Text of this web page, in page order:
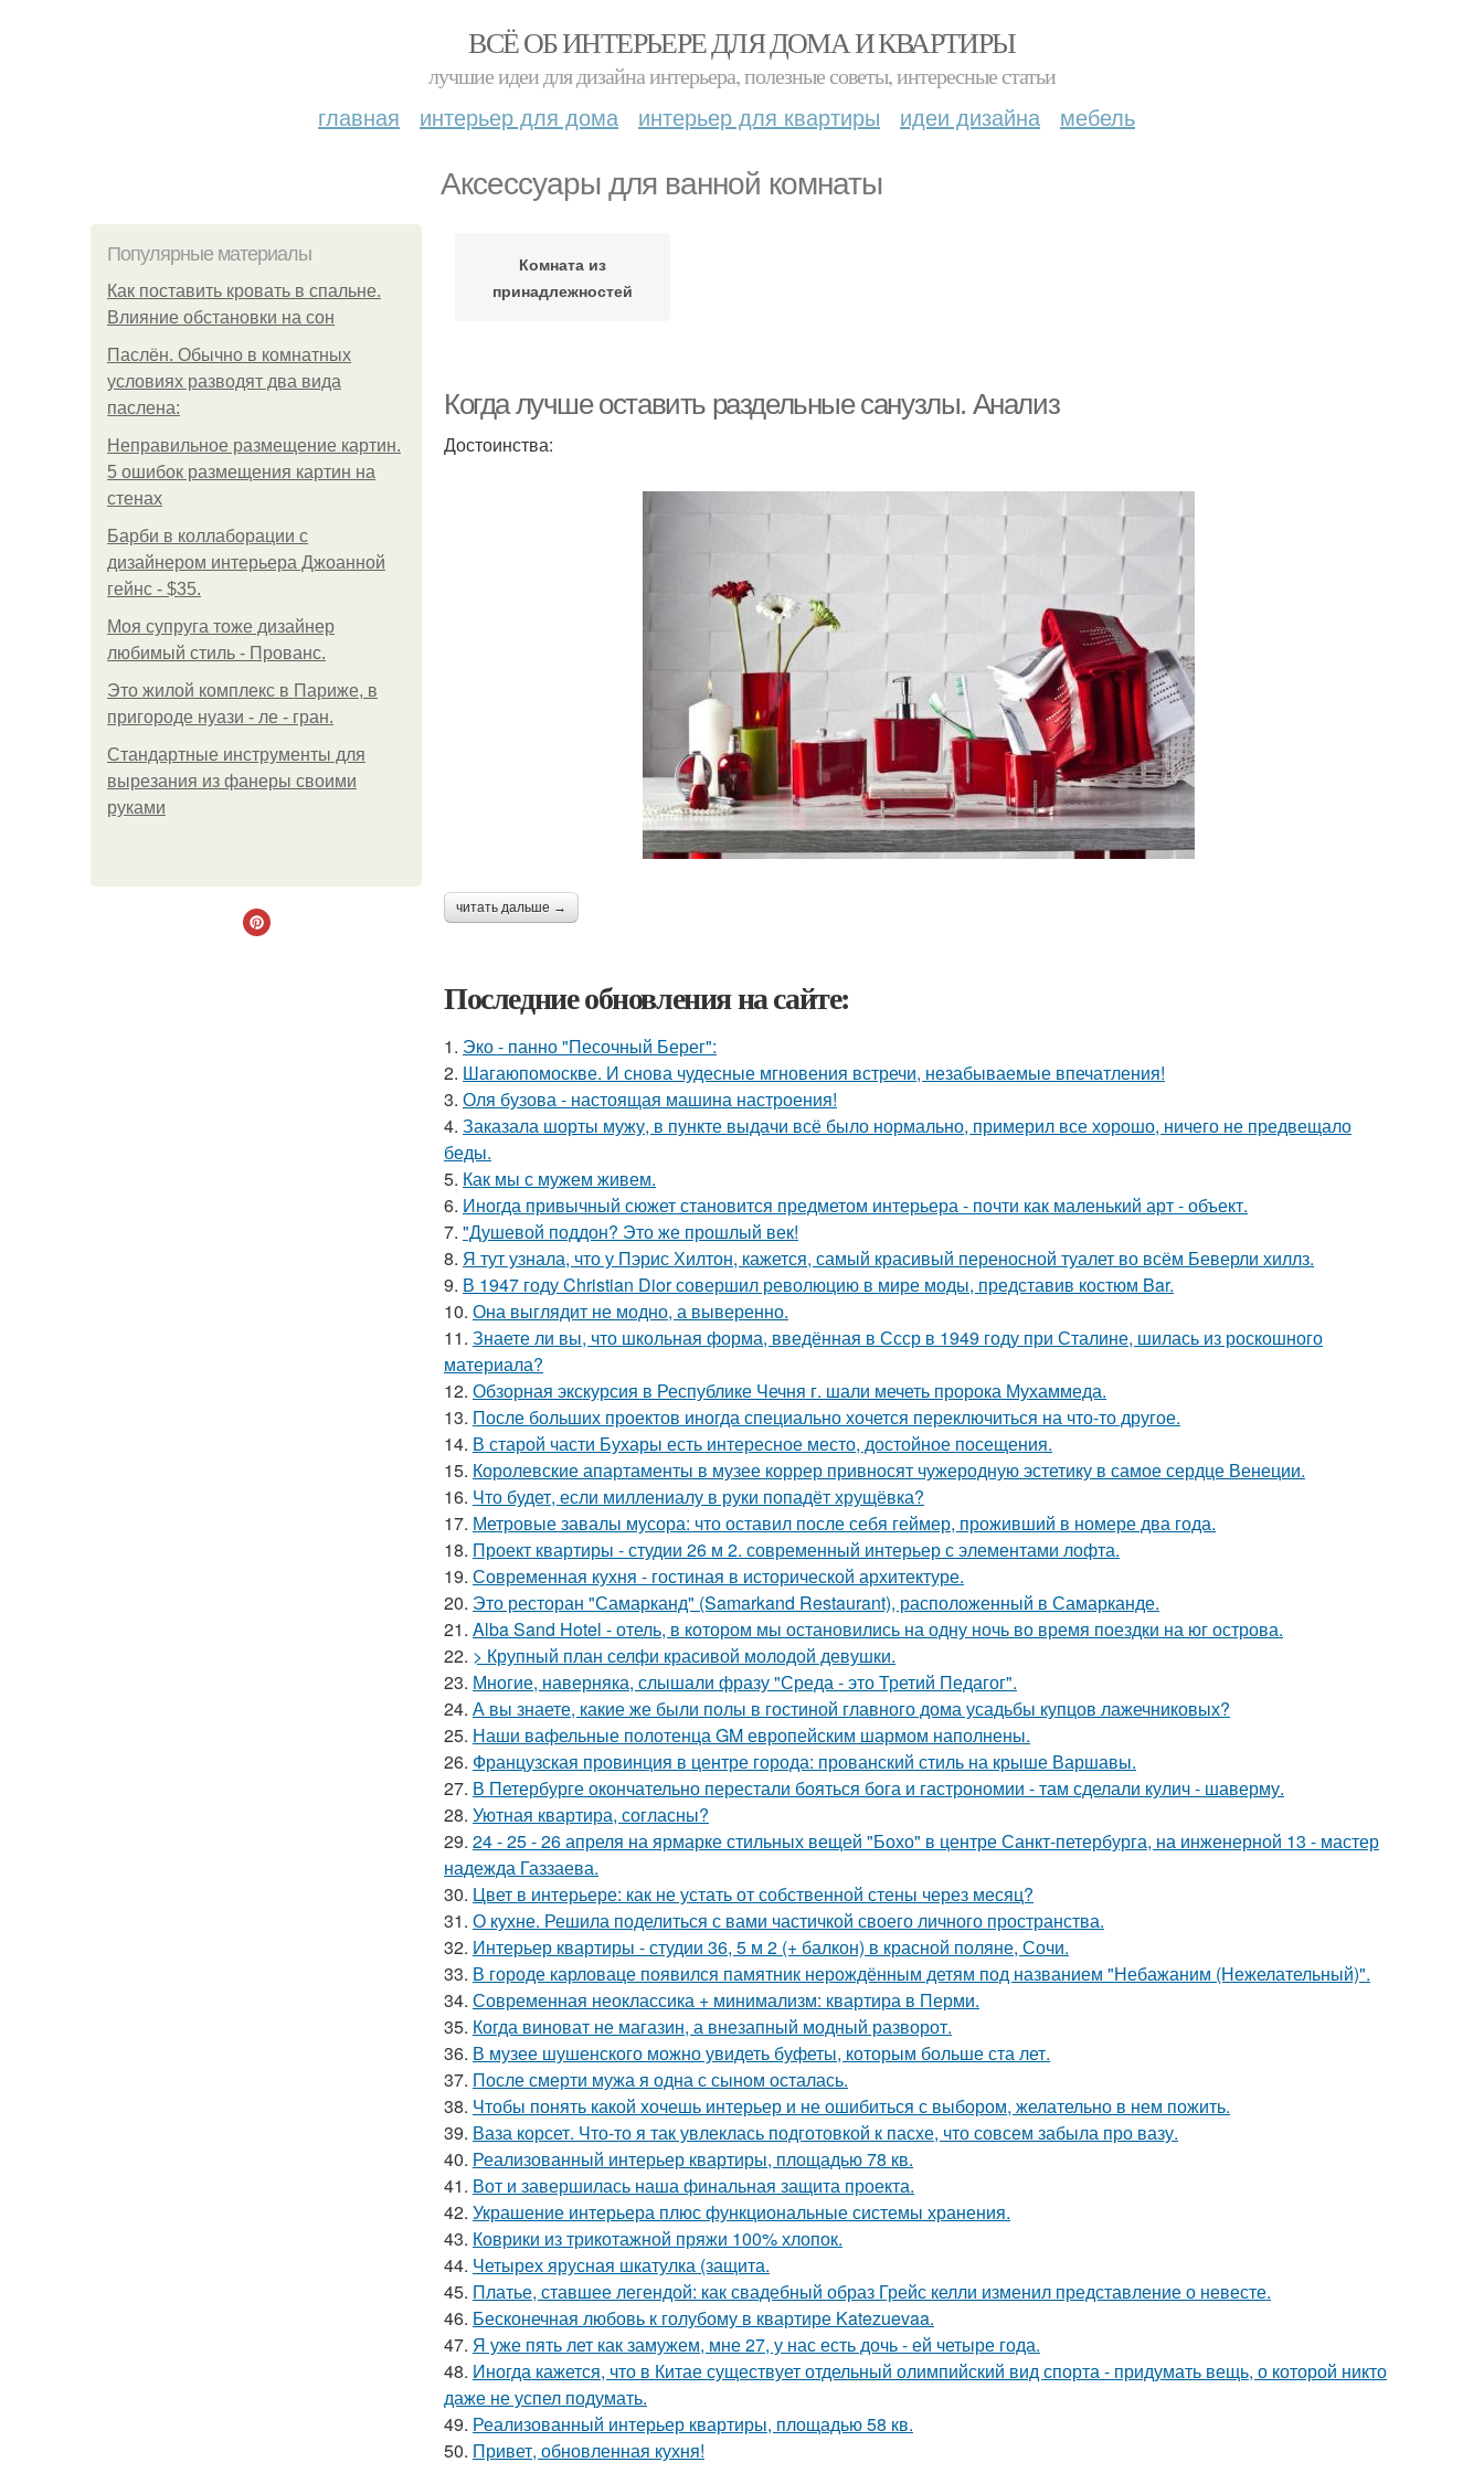
ВСЁ ОБ ИНТЕРЬЕРЕ ДЛЯ ДОМА И КВАРТИРЫ
лучшие идеи для дизайна интерьера, полезные советы, интересные статьи
главная интерьер для дома интерьер для квартиры идеи дизайна мебель
Аксессуары для ванной комнаты
Популярные материалы
Как поставить кровать в спальне.
Влияние обстановки на сон
Паслён. Обычно в комнатных
условиях разводят два вида
паслена:
Неправильное размещение картин.
5 ошибок размещения картин на
стенах
Барби в коллаборации с
дизайнером интерьера Джоанной
гейнс - $35.
Моя супруга тоже дизайнер
любимый стиль - Прованс.
Это жилой комплекс в Париже, в
пригороде нуази - ле - гран.
Стандартные инструменты для
вырезания из фанеры своими
руками
Комната из
принадлежностей
Когда лучше оставить раздельные санузлы. Анализ
Достоинства:
читать дальше →
Последние обновления на сайте:
1. Эко - панно "Песочный Берег":
2. Шагаюпомоскве. И снова чудесные мгновения встречи, незабываемые впечатления!
3. Оля бузова - настоящая машина настроения!
4. Заказала шорты мужу, в пункте выдачи всё было нормально, примерил все хорошо, ничего не предвещало
беды.
5. Как мы с мужем живем.
6. Иногда привычный сюжет становится предметом интерьера - почти как маленький арт - объект.
7. "Душевой поддон? Это же прошлый век!
8. Я тут узнала, что у Пэрис Хилтон, кажется, самый красивый переносной туалет во всём Беверли хиллз.
9. В 1947 году Christian Dior совершил революцию в мире моды, представив костюм Bar.
10. Она выглядит не модно, а выверенно.
11. Знаете ли вы, что школьная форма, введённая в Ссср в 1949 году при Сталине, шилась из роскошного
материала?
12. Обзорная экскурсия в Республике Чечня г. шали мечеть пророка Мухаммеда.
13. После больших проектов иногда специально хочется переключиться на что-то другое.
14. В старой части Бухары есть интересное место, достойное посещения.
15. Королевские апартаменты в музее коррер привносят чужеродную эстетику в самое сердце Венеции.
16. Что будет, если миллениалу в руки попадёт хрущёвка?
17. Метровые завалы мусора: что оставил после себя геймер, проживший в номере два года.
18. Проект квартиры - студии 26 м 2. современный интерьер с элементами лофта.
19. Современная кухня - гостиная в исторической архитектуре.
20. Это ресторан "Самарканд" (Samarkand Restaurant), расположенный в Самарканде.
21. Alba Sand Hotel - отель, в котором мы остановились на одну ночь во время поездки на юг острова.
22. > Крупный план селфи красивой молодой девушки.
23. Многие, наверняка, слышали фразу "Среда - это Третий Педагог".
24. А вы знаете, какие же были полы в гостиной главного дома усадьбы купцов лажечниковых?
25. Наши вафельные полотенца GM европейским шармом наполнены.
26. Французская провинция в центре города: прованский стиль на крыше Варшавы.
27. В Петербурге окончательно перестали бояться бога и гастрономии - там сделали кулич - шаверму.
28. Уютная квартира, согласны?
29. 24 - 25 - 26 апреля на ярмарке стильных вещей "Бохо" в центре Санкт-петербурга, на инженерной 13 - мастер
надежда Газзаева.
30. Цвет в интерьере: как не устать от собственной стены через месяц?
31. О кухне. Решила поделиться с вами частичкой своего личного пространства.
32. Интерьер квартиры - студии 36, 5 м 2 (+ балкон) в красной поляне, Сочи.
33. В городе карловаце появился памятник нерождённым детям под названием "Небажаним (Нежелательный)".
34. Современная неоклассика + минимализм: квартира в Перми.
35. Когда виноват не магазин, а внезапный модный разворот.
36. В музее шушенского можно увидеть буфеты, которым больше ста лет.
37. После смерти мужа я одна с сыном осталась.
38. Чтобы понять какой хочешь интерьер и не ошибиться с выбором, желательно в нем пожить.
39. Ваза корсет. Что-то я так увлеклась подготовкой к пасхе, что совсем забыла про вазу.
40. Реализованный интерьер квартиры, площадью 78 кв.
41. Вот и завершилась наша финальная защита проекта.
42. Украшение интерьера плюс функциональные системы хранения.
43. Коврики из трикотажной пряжи 100% хлопок.
44. Четырех ярусная шкатулка (защита.
45. Платье, ставшее легендой: как свадебный образ Грейс келли изменил представление о невесте.
46. Бесконечная любовь к голубому в квартире Katezuevaa.
47. Я уже пять лет как замужем, мне 27, у нас есть дочь - ей четыре года.
48. Иногда кажется, что в Китае существует отдельный олимпийский вид спорта - придумать вещь, о которой никто
даже не успел подумать.
49. Реализованный интерьер квартиры, площадью 58 кв.
50. Привет, обновленная кухня!